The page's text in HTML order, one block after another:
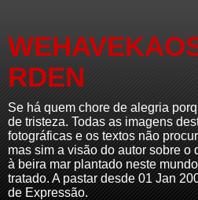
RDEN
Se há quem chore de alegria
de tristeza. Todas as imagens
fotográficas e os textos não
mas sim a visão do autor sobre o
à beira mar plantado neste
tratado. A pastar desde 01 Jan
de Expressão.